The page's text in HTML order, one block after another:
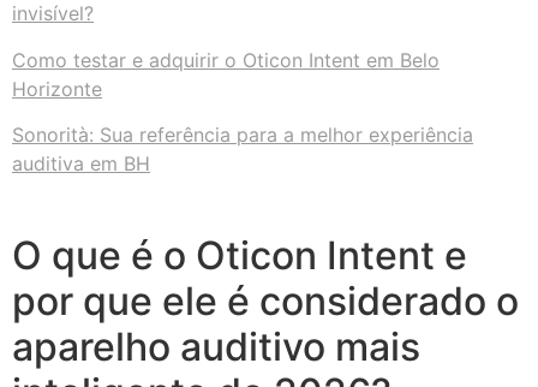
invisível?
Como testar e adquirir o Oticon Intent em Belo
Horizonte
Sonorità: Sua referência para a melhor experiência
auditiva em BH
O que é o Oticon Intent e
por que ele é considerado o
aparelho auditivo mais